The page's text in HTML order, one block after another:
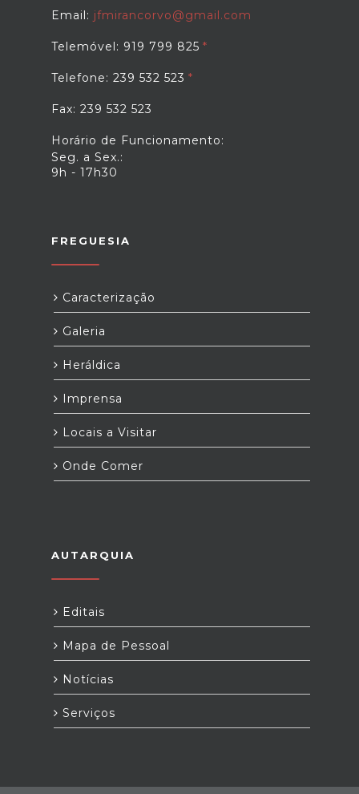
Email: jfmirancorvo@gmail.com
Telemóvel: 919 799 825
Telefone: 239 532 523
Fax: 239 532 523
Horário de Funcionamento:
Seg. a Sex.:
9h - 17h30
FREGUESIA
Caracterização
Galeria
Heráldica
Imprensa
Locais a Visitar
Onde Comer
AUTARQUIA
Editais
Mapa de Pessoal
Notícias
Serviços